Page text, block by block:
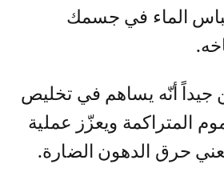
الماء في جسمك
جيداً أنّه يساهم في تخليص
المتراكمة ويعزّز عملية
حرق الدهون الضارة.